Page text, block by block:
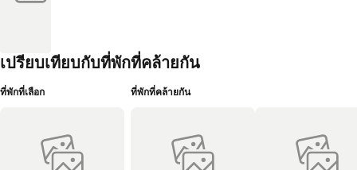
เปรียบเทียบกับที่พักที่คล้ายกัน
ที่พักที่เลือก ที่พักที่คล้ายกัน